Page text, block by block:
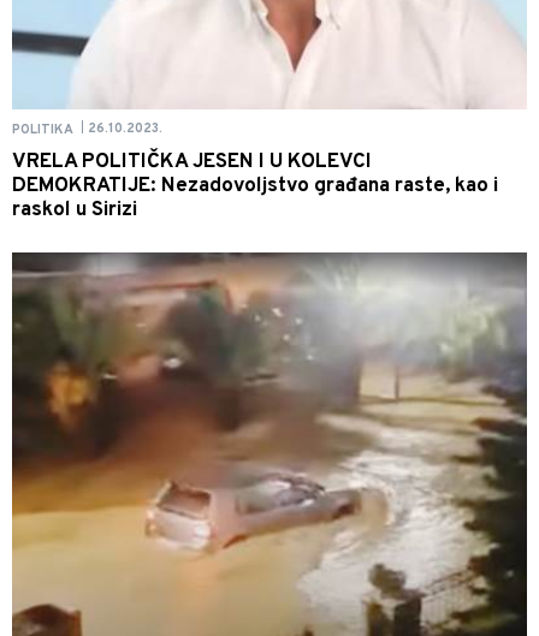
POLITIKA 26.10.2023.
VRELA POLITIČKA JESEN I U KOLEVCI
DEMOKRATIJE: Nezadovoljstvo građana raste, kao i
raskol u Sirizi